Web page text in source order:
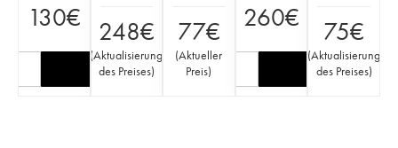
130€ 248€
(Aktualisierung
des Preises)
77€
(Aktueller
Preis)
260€ 75€
(Aktualisierung
des Preises)